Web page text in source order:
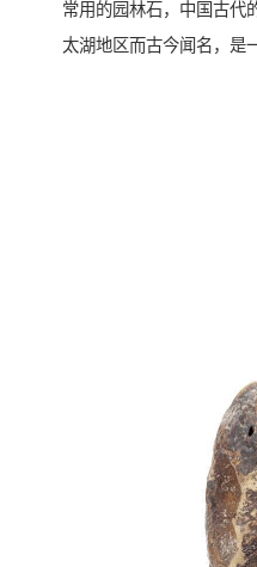
常用的园林石，中国古代
太湖地区而古今闻名，是